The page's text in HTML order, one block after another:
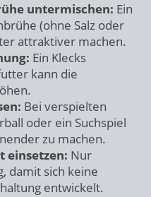
untermischen: Ein
(ohne Salz oder
attraktiver machen.
Ein Klecks
kann die
Bei verspielten
oder ein Suchspiel
zu machen.
einsetzen: Nur
damit sich keine
entwickelt.